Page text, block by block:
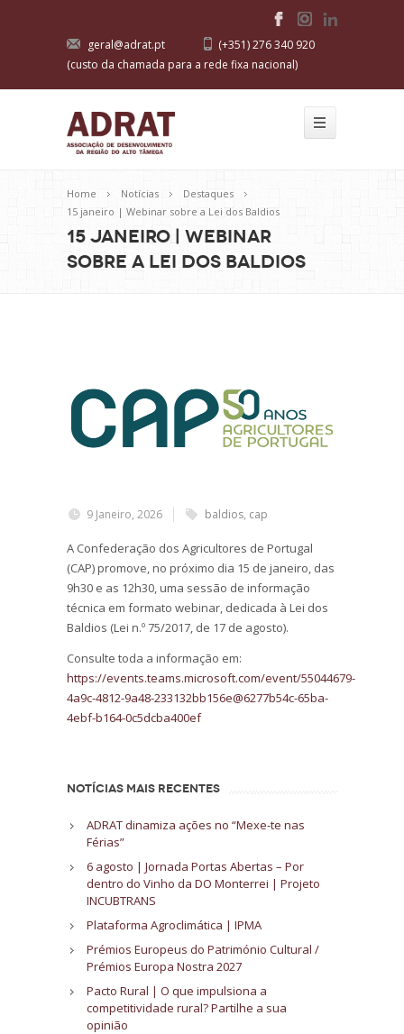
geral@adrat.pt
(+351) 276 340 920
(custo da chamada para a rede fixa nacional)
Home Notícias
Destaques
15 janeiro | Webinar sobre a Lei dos Baldios
15 janeiro | Webinar
sobre a Lei dos Baldios
9 Janeiro, 2026 baldios, cap
A Confederação dos Agricultores de Portugal
(CAP) promove, no próximo dia 15 de janeiro, das
9h30 e as 12h30, uma sessão de informação
técnica em formato webinar, dedicada à Lei dos
Baldios (Lei n.º 75/2017, de 17 de agosto).
Consulte toda a informação em:
https://events.teams.microsoft.com/event/55044679-
4a9c-4812-9a48-233132bb156e@6277b54c-65ba-
4ebf-b164-0c5dcba400ef
NOTÍCIAS MAIS RECENTES
ADRAT dinamiza ações no “Mexe-te nas
Férias”
6 agosto | Jornada Portas Abertas – Por
dentro do Vinho da DO Monterrei | Projeto
INCUBTRANS
Plataforma Agroclimática | IPMA
Prémios Europeus do Património Cultural /
Prémios Europa Nostra 2027
Pacto Rural | O que impulsiona a
competitividade rural? Partilhe a sua
opinião